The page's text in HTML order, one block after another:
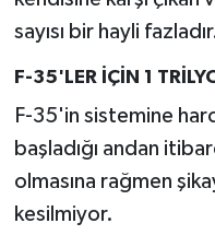
sayısı bir hayli
F-35'LER İÇİN 1
F-35'in sistemine
başladığı andan
olmasına rağmen
kesilmiyor.